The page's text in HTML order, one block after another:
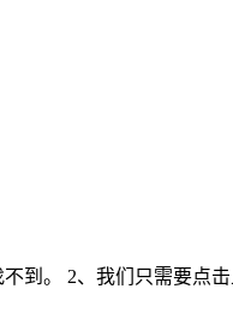
到。 2、我们只需要点